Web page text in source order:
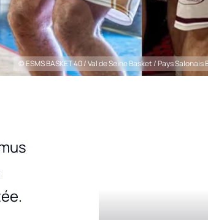
© ESMS BASKET 40 / Val de Seine Basket / Pays